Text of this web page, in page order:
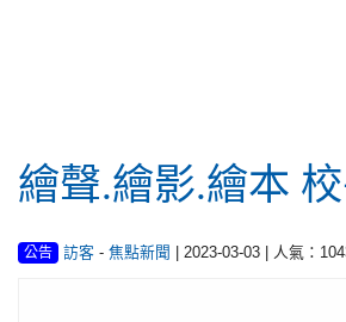
繪聲.繪影.繪本
公告 訪客- 焦點新聞 | 2023-03-03 | 人氣：